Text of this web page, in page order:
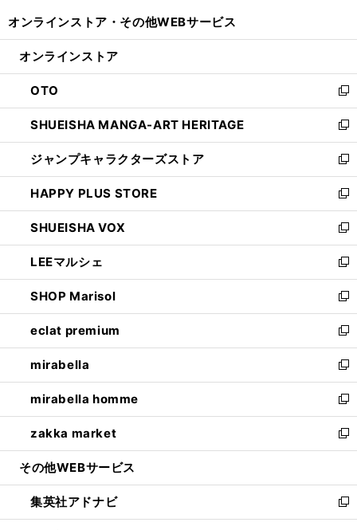
開
ン
ウ
で
開
く
ウ
ン
ド
ウ
で
開
く
オンラインストア・ その他WEBサービス
オンラインストア
OTO
新
し
い
ウ
ィ
ン
ド
ウ
で
開
く
SHUEISHA MANGA-ART HERITAGE
新
し
い
ウ
ィ
ン
ド
ウ
で
開
く
ジャンプキャラクターズストア
新
し
い
ウ
ィ
ン
ド
ウ
で
開
く
HAPPY PLUS STORE
新
し
い
ウ
ィ
ン
ド
ウ
で
開
く
SHUEISHA VOX
新
し
い
ウ
ィ
ン
ド
ウ
で
開
く
LEEマルシェ
新
し
い
ウ
ィ
ン
ド
ウ
で
開
く
SHOP Marisol
新
し
い
ウ
ィ
ン
ド
ウ
で
開
eclat premium
新
し
い
ウ
ィ
ン
ド
ウ
開
く
mirabella
新
し
い
ウ
ィ
ン
ウ
で
開
mirabella homme
新
し
い
ウ
ン
ド
ウ
zakka market
新
し
ウ
ィ
ン
その他WEBサービス
集英社アドナビ
新
し